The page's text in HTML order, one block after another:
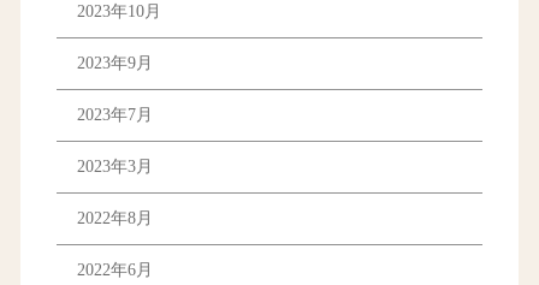
2023年10月
2023年9月
2023年7月
2023年3月
2022年8月
2022年6月